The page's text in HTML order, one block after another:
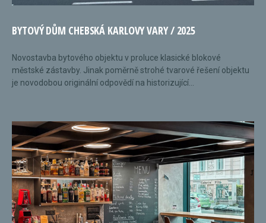
BYTOVÝ DŮM CHEBSKÁ KARLOVY VARY / 2025
Novostavba bytového objektu v proluce klasické blokové
městské zástavby. Jinak poměrně strohé tvarové řešení objektu
je novodobou originální odpovědí na historizující...